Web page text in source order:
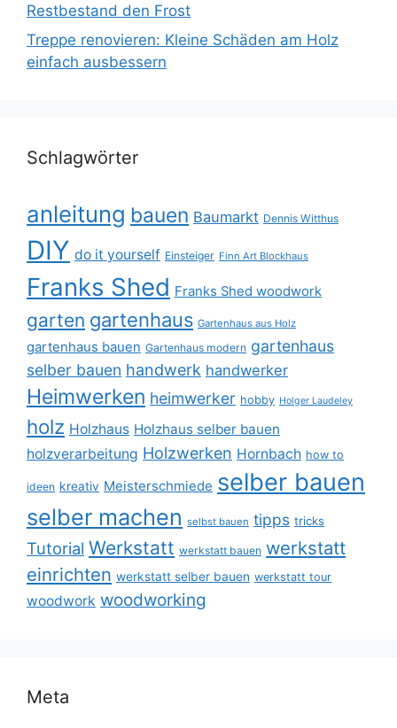
Restbestand den Frost
Treppe renovieren: Kleine Schäden am Holz
einfach ausbessern
Schlagwörter
anleitung bauen Baumarkt Dennis Witthus
DIY do it yourself Einsteiger Finn Art Blockhaus
Franks Shed Franks Shed woodwork
garten gartenhaus Gartenhaus aus Holz
gartenhaus bauen Gartenhaus modern gartenhaus
selber bauen handwerk handwerker
Heimwerken heimwerker hobby Holger Laudeley
holz Holzhaus Holzhaus selber bauen
holzverarbeitung Holzwerken Hornbach how to
ideen kreativ Meisterschmiede selber bauen
selber machen selbst bauen tipps tricks
Tutorial Werkstatt werkstatt bauen werkstatt
einrichten werkstatt selber bauen werkstatt tour
woodwork woodworking
Meta